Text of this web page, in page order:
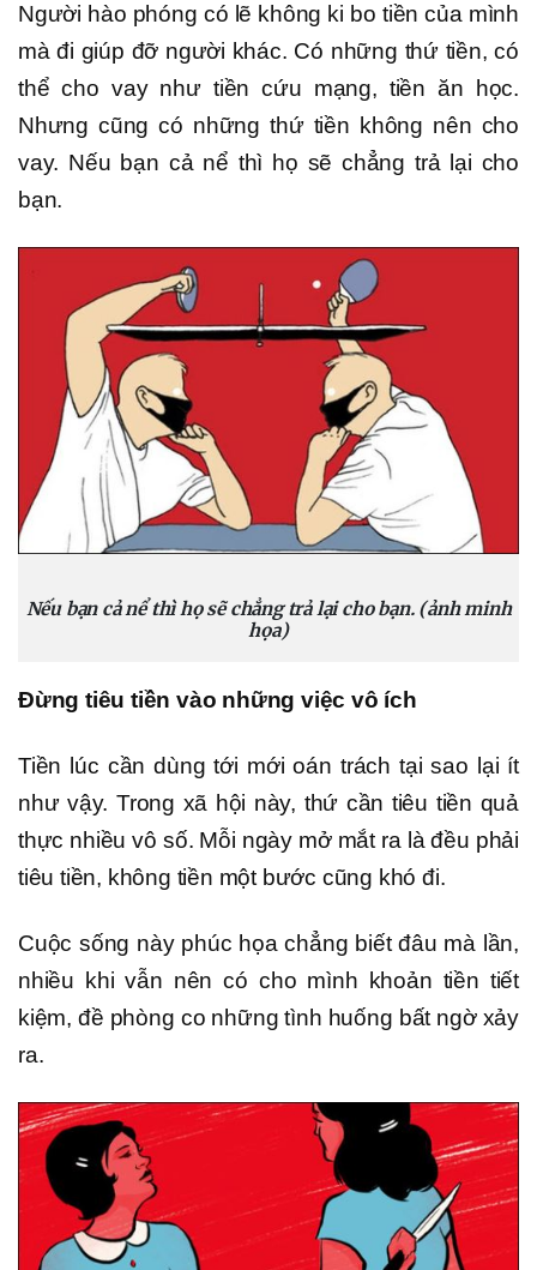
Người hào phóng có lẽ không ki bo tiền của mình
mà đi giúp đỡ người khác. Có những thứ tiền, có
thể cho vay như tiền cứu mạng, tiền ăn học.
Nhưng cũng có những thứ tiền không nên cho
vay. Nếu bạn cả nể thì họ sẽ chẳng trả lại cho
bạn.
Nếu bạn cả nể thì họ sẽ chẳng trả lại cho bạn. (ảnh minh
họa)
Đừng tiêu tiền vào những việc vô ích
Tiền lúc cần dùng tới mới oán trách tại sao lại ít
như vậy. Trong xã hội này, thứ cần tiêu tiền quả
thực nhiều vô số. Mỗi ngày mở mắt ra là đều phải
tiêu tiền, không tiền một bước cũng khó đi.
Cuộc sống này phúc họa chẳng biết đâu mà lần,
nhiều khi vẫn nên có cho mình khoản tiền tiết
kiệm, đề phòng co những tình huống bất ngờ xảy
ra.